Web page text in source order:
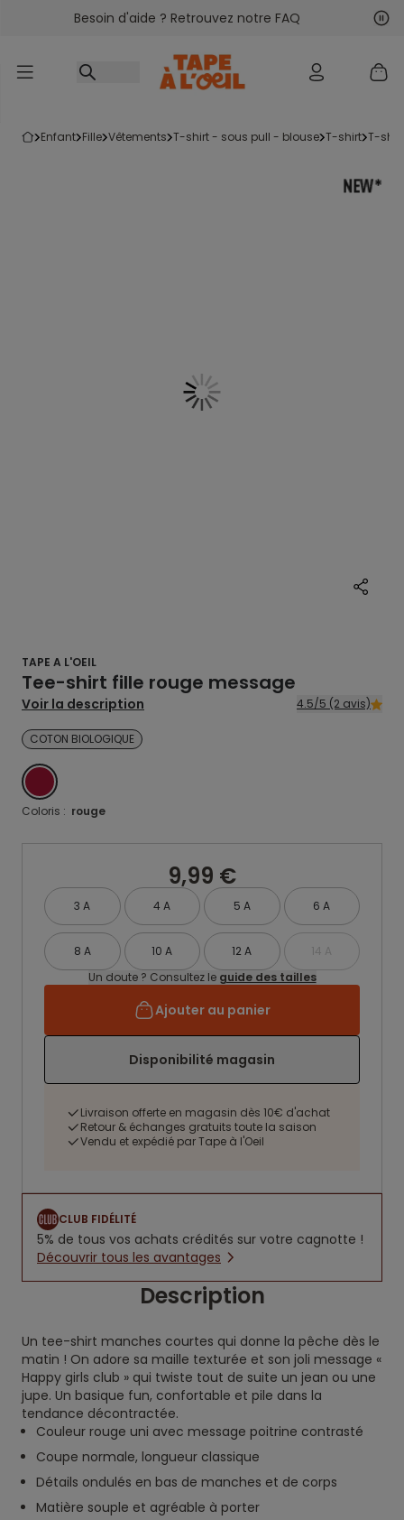
Accéder au contenu
Besoin d'aide ? Retrouvez notre FAQ
enfant fille vêtements t-shirt - sous pull - blouse t-shirt t-
TAPE A L'OEIL
Tee-shirt fille rouge message
Voir la description 4.5/5 (2 avis)
COTON BIOLOGIQUE
RED
Coloris : rouge
9,99 €
3 A 4 A 5 A 6 A
8 A 10 A 12 A
14 A
Un doute ? Consultez le guide des tailles
Ajouter au panier
Disponibilité magasin
Livraison offerte en magasin dès 10€ d'achat
Retour & échanges gratuits toute la saison
Vendu et expédié par Tape à l'Oeil
CLUB FIDÉLITÉ
5% de tous vos achats crédités sur votre cagnotte !
Découvrir tous les avantages
Description
Un tee-shirt manches courtes qui donne la pêche dès le
matin ! On adore sa maille texturée et son joli message «
Happy girls club » qui twiste tout de suite un jean ou une
jupe. Un basique fun, confortable et pile dans la
tendance décontractée.
Couleur rouge uni avec message poitrine contrasté
Coupe normale, longueur classique
Détails ondulés en bas de manches et de corps
Matière souple et agréable à porter